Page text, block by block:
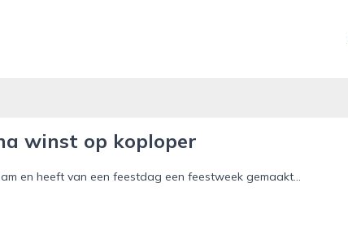
winst op koploper
en heeft van een feestdag een feestweek gemaakt...